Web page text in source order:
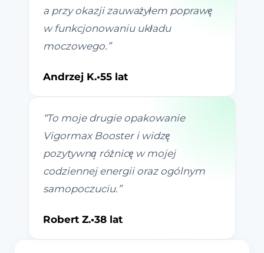
a przy okazji zauważyłem poprawę
w funkcjonowaniu układu
moczowego. ”
Andrzej K.•55 lat
“To moje drugie opakowanie
Vigormax Booster i widzę
pozytywną różnicę w mojej
codziennej energii oraz ogólnym
samopoczuciu. ”
Robert Z.•38 lat